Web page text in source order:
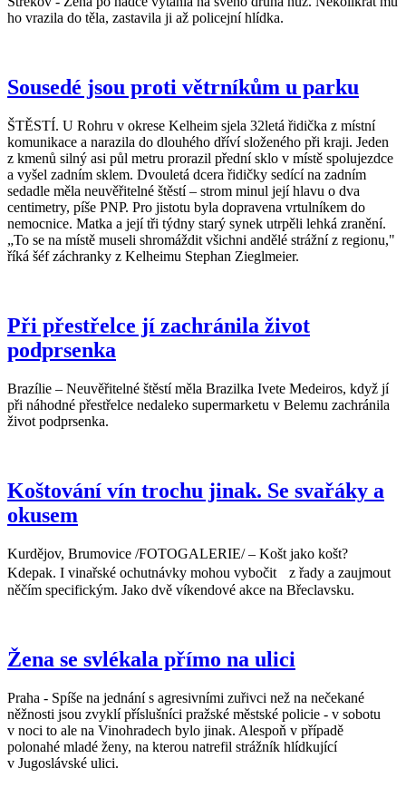
ho vrazila do těla, zastavila ji až policejní hlídka.
Sousedé jsou proti větrníkům u parku
ŠTĚSTÍ. U Rohru v okrese Kelheim sjela 32letá řidička z místní
komunikace a narazila do dlouhého dříví složeného při kraji. Jeden
z kmenů silný asi půl metru prorazil přední sklo v místě spolujezdce
a vyšel zadním sklem. Dvouletá dcera řidičky sedící na zadním
sedadle měla neuvěřitelné štěstí – strom minul její hlavu o dva
centimetry, píše PNP. Pro jistotu byla dopravena vrtulníkem do
nemocnice. Matka a její tři týdny starý synek utrpěli lehká zranění.
„To se na místě museli shromáždit všichni andělé strážní z regionu,"
říká šéf záchranky z Kelheimu Stephan Zieglmeier.
Při přestřelce jí zachránila život
podprsenka
Brazílie – Neuvěřitelné štěstí měla Brazilka Ivete Medeiros, když jí
při náhodné přestřelce nedaleko supermarketu v Belemu zachránila
život podprsenka.
Koštování vín trochu jinak. Se svařáky a
okusem
Kurdějov, Brumovice /FOTOGALERIE/ – Košt jako košt?
Kdepak. I vinařské ochutnávky mohou vybočit z řady a zaujmout
něčím specifickým. Jako dvě víkendové akce na Břeclavsku.
Žena se svlékala přímo na ulici
Praha - Spíše na jednání s agresivními zuřivci než na nečekané
něžnosti jsou zvyklí příslušníci pražské městské policie - v sobotu
v noci to ale na Vinohradech bylo jinak. Alespoň v případě
polonahé mladé ženy, na kterou natrefil strážník hlídkující
v Jugoslávské ulici.